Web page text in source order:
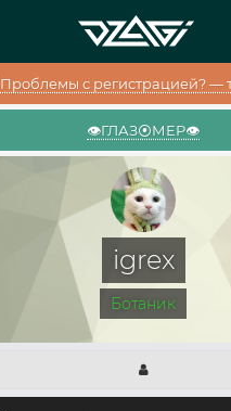
с регистрацией? —
👁️ГЛАЗ⦿МЕР👁️
igrex
Ботаник